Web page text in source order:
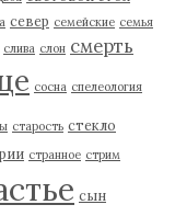
север семейские семья
слива слон смерть
сосна спелеология
старость стекло
странное стрим
сын